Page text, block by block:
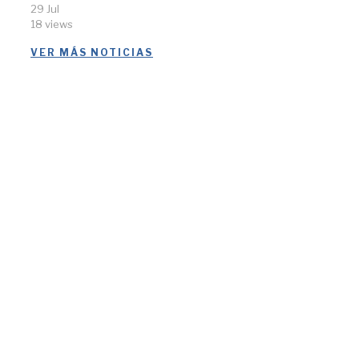
29 Jul
18 views
VER MÁS NOTICIAS